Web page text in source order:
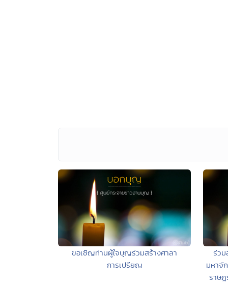
ขอเชิญท่านผู้ใจบุญร่วมสร้างศาลา
การเปรียญ
ร่วม
มหาจั
ราษ